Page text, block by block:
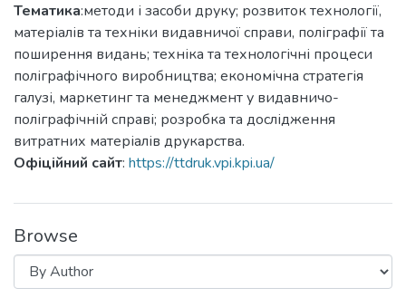
Тематика:методи і засоби друку; розвиток технології,
матеріалів та техніки видавничої справи, поліграфії та
поширення видань; техніка та технологічні процеси
поліграфічного виробництва; економічна стратегія
галузі, маркетинг та менеджмент у видавничо-
поліграфічній справі; розробка та дослідження
витратних матеріалів друкарства.
Офіційний сайт: https://ttdruk.vpi.kpi.ua/
Browse